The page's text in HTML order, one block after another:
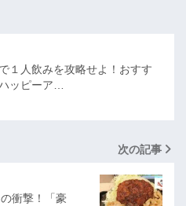
１人飲みを攻略せよ！おすす
ッピーア…
次の記事
衝撃！「豪